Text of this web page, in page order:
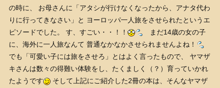
の時に、 お母さんに「アタシが行けなくなったから、アナタ代わ
りに行ってきなさい」と ヨーロッパ一人旅をさせられたというエ
ピソードでした。 す、すごい・・！！
まだ14歳の女の子
に、海外に一人旅なんて 普通なかなかさせられませんよね！
でも「可愛い子には旅をさせろ」とはよく言ったもので、 ヤマザ
キさんは数々の得難い体験をし、たくましく（？）育っていかれ
たようです
そして上記にご紹介した2冊の本は、そんなヤマザ